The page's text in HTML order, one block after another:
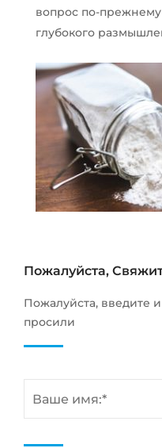
вопрос по-
глубокого
Пожалуйста,
Пожалуйста, введите
просили